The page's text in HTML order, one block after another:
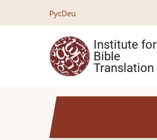
РусDeu
Institute for
Bible
Translation